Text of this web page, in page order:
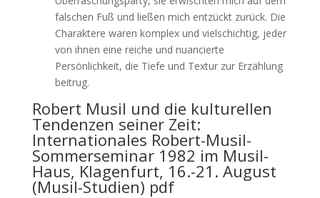
falschen Fuß und ließen mich entzückt zurück. Die
Charaktere waren komplex und vielschichtig, jeder
von ihnen eine reiche und nuancierte
Persönlichkeit, die Tiefe und Textur zur Erzählung
beitrug.
Robert Musil und die kulturellen
Tendenzen seiner Zeit:
Internationales Robert-Musil-
Sommerseminar 1982 im Musil-
Haus, Klagenfurt, 16.-21. August
(Musil-Studien) pdf